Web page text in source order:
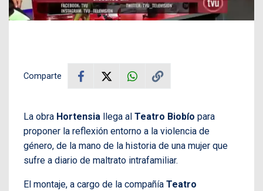
Comparte
La obra Hortensia llega al Teatro Biobío para
proponer la reflexión entorno a la violencia de
género, de la mano de la historia de una mujer que
sufre a diario de maltrato intrafamiliar.
El montaje, a cargo de la compañía Teatro